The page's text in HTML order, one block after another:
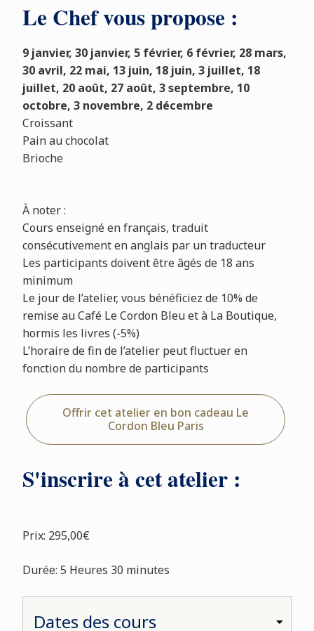
Le Chef vous propose :
9 janvier, 30 janvier, 5 février, 6 février, 28 mars,
30 avril, 22 mai, 13 juin, 18 juin, 3 juillet, 18
juillet, 20 août, 27 août, 3 septembre, 10
octobre, 3 novembre, 2 décembre
Croissant
Pain au chocolat
Brioche
À noter :
Cours enseigné en français, traduit
consécutivement en anglais par un traducteur
Les participants doivent être âgés de 18 ans
minimum
Le jour de l’atelier, vous bénéficiez de 10% de
remise au Café Le Cordon Bleu et à La Boutique,
hormis les livres (-5%)
L’horaire de fin de l’atelier peut fluctuer en
fonction du nombre de participants
Offrir cet atelier en bon cadeau Le
Cordon Bleu Paris
S'inscrire à cet atelier :
Prix: 295,00€
Durée: 5 Heures 30 minutes